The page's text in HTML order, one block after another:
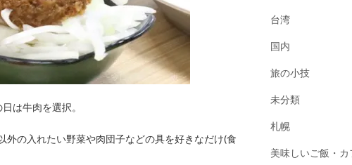
は牛肉を選択。
の入れたい野菜や肉団子などの具を好きなだけ(食
台湾
国内
旅の小技
未分類
札幌
美味しいご飯・